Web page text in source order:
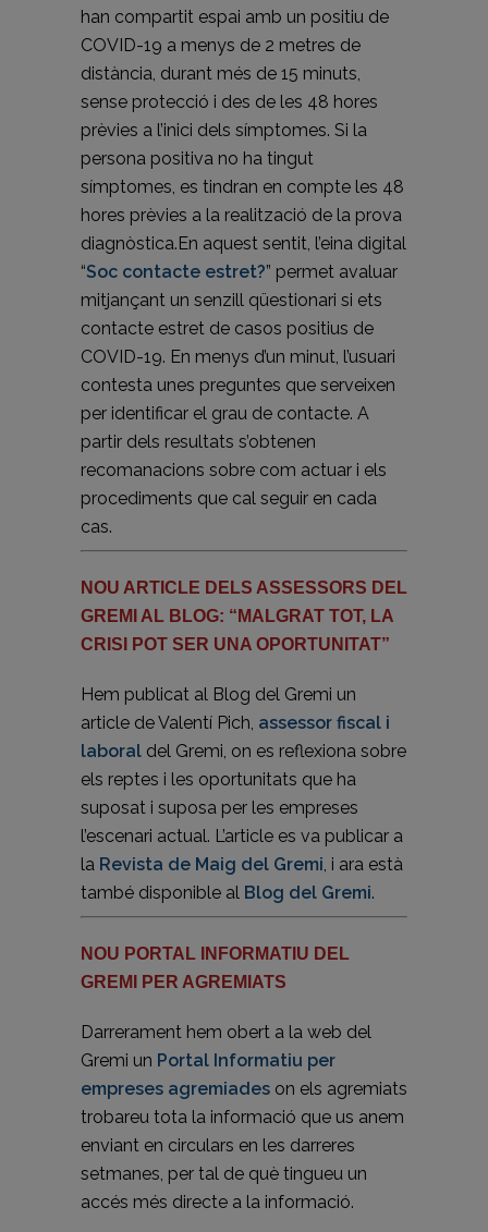
han compartit espai amb un positiu de
COVID-19 a menys de 2 metres de
distància, durant més de 15 minuts,
sense protecció i des de les 48 hores
prèvies a l’inici dels símptomes. Si la
persona positiva no ha tingut
símptomes, es tindran en compte les 48
hores prèvies a la realització de la prova
diagnòstica.En aquest sentit, l’eina digital
“Soc contacte estret?” permet avaluar
mitjançant un senzill qüestionari si ets
contacte estret de casos positius de
COVID-19. En menys d’un minut, l’usuari
contesta unes preguntes que serveixen
per identificar el grau de contacte. A
partir dels resultats s’obtenen
recomanacions sobre com actuar i els
procediments que cal seguir en cada
cas.
NOU ARTICLE DELS ASSESSORS DEL
GREMI AL BLOG: “MALGRAT TOT, LA
CRISI POT SER UNA OPORTUNITAT”
Hem publicat al Blog del Gremi un
article de Valentí Pich, assessor fiscal i
laboral del Gremi, on es reflexiona sobre
els reptes i les oportunitats que ha
suposat i suposa per les empreses
l’escenari actual. L’article es va publicar a
la Revista de Maig del Gremi, i ara està
també disponible al Blog del Gremi.
NOU PORTAL INFORMATIU DEL
GREMI PER AGREMIATS
Darrerament hem obert a la web del
Gremi un Portal Informatiu per
empreses agremiades on els agremiats
trobareu tota la informació que us anem
enviant en circulars en les darreres
setmanes, per tal de què tingueu un
accés més directe a la informació.